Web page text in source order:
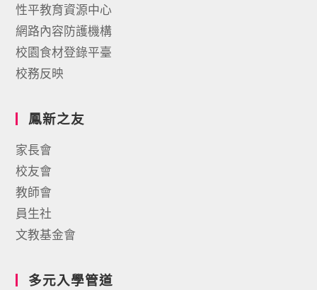
性平教育資源中心
網路內容防護機構
校園食材登錄平臺
校務反映
鳳新之友
家長會
校友會
教師會
員生社
文教基金會
多元入學管道